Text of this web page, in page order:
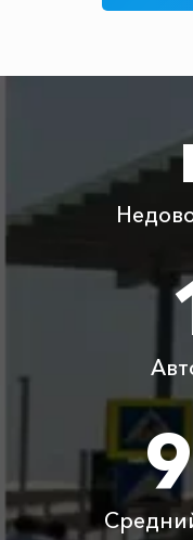
Ставрополь ⇆ Коктебель
Адлер ⇆ Коктебель
Геленджик ⇆ Коктебель